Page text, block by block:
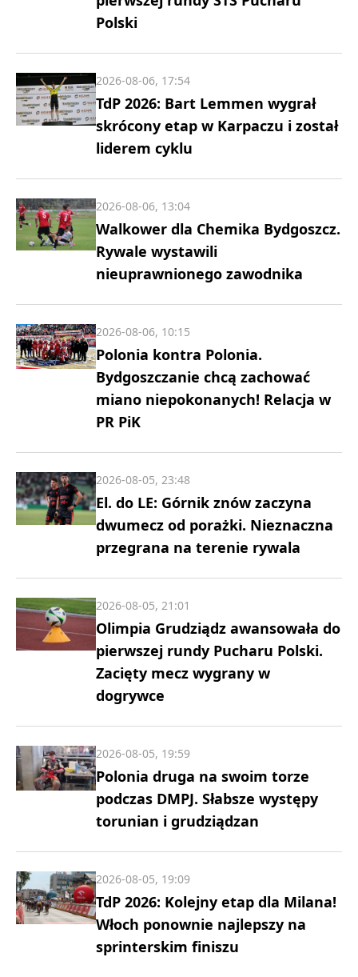
Polski
TdP 2026: Bart Lemmen wygrał
skrócony etap w Karpaczu i został
liderem cyklu
2026-08-06, 17:54
Walkower dla Chemika Bydgoszcz.
Rywale wystawili
nieuprawnionego zawodnika
2026-08-06, 13:04
Polonia kontra Polonia.
Bydgoszczanie chcą zachować
miano niepokonanych! Relacja w
PR PiK
2026-08-06, 10:15
El. do LE: Górnik znów zaczyna
dwumecz od porażki. Nieznaczna
przegrana na terenie rywala
2026-08-05, 23:48
Olimpia Grudziądz awansowała do
pierwszej rundy Pucharu Polski.
Zacięty mecz wygrany w
dogrywce
2026-08-05, 21:01
Polonia druga na swoim torze
podczas DMPJ. Słabsze występy
torunian i grudziądzan
2026-08-05, 19:59
TdP 2026: Kolejny etap dla Milana!
Włoch ponownie najlepszy na
sprinterskim finiszu
2026-08-05, 19:09